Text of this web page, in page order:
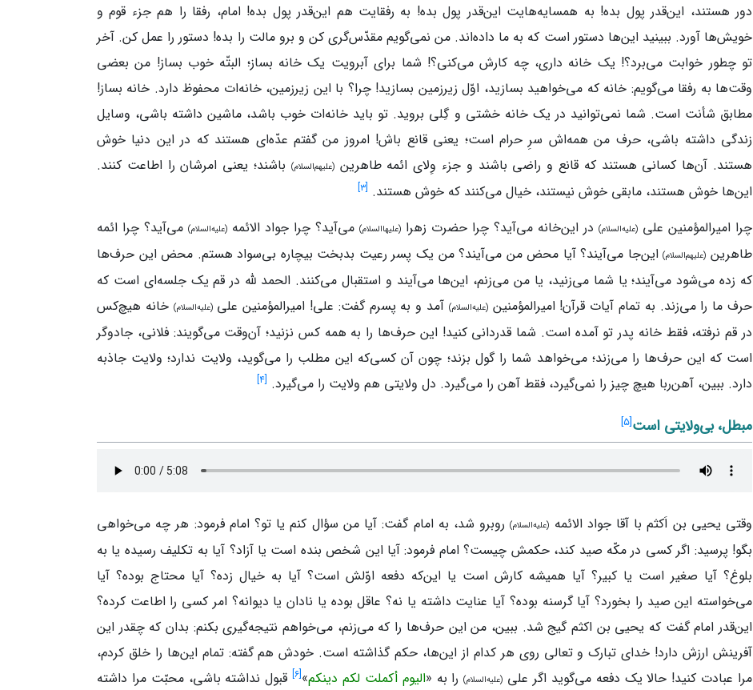
دور هستند، این‌قدر پول بده! به همسایه‌هایت این‌قدر پول بده! به رفقایت هم این‌قدر پول بده! امام، رفقا را هم جزء قوم و
خویش‌ها آورد. ببینید این‌ها دستور است که به ما داده‌اند. من نمی‌گویم مقدّس‌گری کن و برو مالت را بده! دستور را عمل کن. آخر
تو چطور خوابت می‌برد؟! یک خانه داری، چه‌ کارش می‌کنی؟! شما برای آبرویت یک‌ خانه بساز؛ البتّه خوب بساز! من بعضی‌
وقت‌ها به رفقا می‌گویم: خانه که می‌خواهید بسازید، اوّل زیرزمین بسازید! چرا؟ با این زیرزمین، خانه‌ات محفوظ دارد. خانه بساز!
مطابق شأنت است. شما نمی‌توانید در یک‌ خانه خشتی و گِلی بروید. تو باید خانه‌ات خوب باشد، ماشین داشته‌ باشی، وسایل
زندگی داشته‌ باشی، حرف من همه‌اش سرِ حرام است؛ یعنی قانع باش! امروز من گفتم عدّه‌ای هستند که در این دنیا خوش
هستند. آن‌ها کسانی هستند که قانع و راضی باشند و جزء وِلای ائمه‌ طاهرین(علیهم‌السلام) باشند؛ یعنی امرشان را اطاعت کنند.
این‌ها خوش هستند، مابقی خوش نیستند، خیال می‌کنند که خوش هستند. [۳]
چرا امیرالمؤمنین علی (علیه‌السلام) در این‌خانه می‌آید؟ چرا حضرت‌ زهرا (علیهاالسلام) می‌آید؟ چرا جواد الائمه (علیه‌السلام) می‌آید؟ چرا ائمه‌
طاهرین (علیهم‌السلام)این‌جا می‌آیند؟ آیا محض من می‌آیند؟ من یک پسر رعیت بدبخت بیچاره بی‌سواد هستم. محض این حرف‌ها
که زده می‌شود می‌آیند؛ یا شما می‌زنید، یا من می‌زنم، این‌ها می‌آیند و استقبال می‌کنند. الحمد لله در قم یک جلسه‌ای است که
حرف ما را می‌زند. به تمام آیات قرآن! امیرالمؤمنین(علیه‌السلام) آمد و به پسرم گفت: علی! امیرالمؤمنین علی(علیه‌السلام) خانه هیچ‌کس
در قم نرفته، فقط خانه پدر تو آمده‌ است. شما قدردانی کنید! این حرف‌ها را به همه‌ کس نزنید؛ آن‌وقت می‌گویند: فلانی، جادوگر
است که این حرف‌ها را می‌زند؛ می‌خواهد شما را گول بزند؛ چون آن کسی‌که این مطلب را می‌گوید، ولایت ندارد؛ ولایت جاذبه
دارد. ببین، آهن‌ربا هیچ‌ چیز را نمی‌گیرد، فقط آهن را می‌گیرد. دل ولایتی هم ولایت را می‌گیرد. [۴]
مبطل، بی‌ولایتی‌ است[۵]
وقتی یحیی‌ بن‌ اَکثم با آقا جواد الائمه (علیه‌السلام)روبرو شد، به امام گفت: آیا من سؤال کنم یا تو؟ امام فرمود: هر چه می‌خواهی
بگو! پرسید: اگر کسی در مکّه صید کند، حکمش چیست؟ امام فرمود: آیا این‌ شخص بنده است یا آزاد؟ آیا به تکلیف رسیده یا به
بلوغ؟ آیا صغیر است یا کبیر؟ آیا همیشه کارش است یا این‌که دفعه اوّلش است؟ آیا به خیال زده؟ آیا محتاج بوده؟ آیا
می‌خواسته این صید را بخورد؟ آیا گرسنه بوده؟ آیا عنایت داشته یا نه؟ عاقل بوده یا نادان یا دیوانه؟ امر کسی را اطاعت کرده؟
این‌قدر امام گفت که یحیی‌ بن‌ اکثم گیج شد. ببین، من این حرف‌ها را که می‌زنم، می‌خواهم نتیجه‌گیری بکنم: بدان که چقدر این
آفرینش ارزش دارد! خدای تبارک و تعالی روی هر کدام از این‌ها، حکم گذاشته‌ است. خودش هم گفته: تمام این‌ها را خلق کردم،
مرا عبادت کنید! حالا یک‌ دفعه می‌گوید اگر علی (علیه‌السلام)را به «الیوم أکملت لکم دینکم»
[۶]قبول نداشته‌ باشی، محبّت مرا داشته‌